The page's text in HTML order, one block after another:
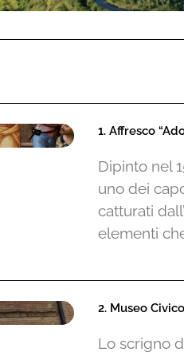
1. Affresco
Dipinto nel
uno dei
catturati
elementi
2. Museo
Lo scrigno